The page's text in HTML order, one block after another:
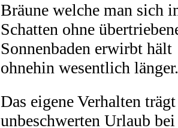
Bräune welche man sich
Schatten ohne
Sonnenbaden erwirbt hält
ohnehin wesentlich länger.
Das eigene Verhalten
unbeschwerten Urlaub